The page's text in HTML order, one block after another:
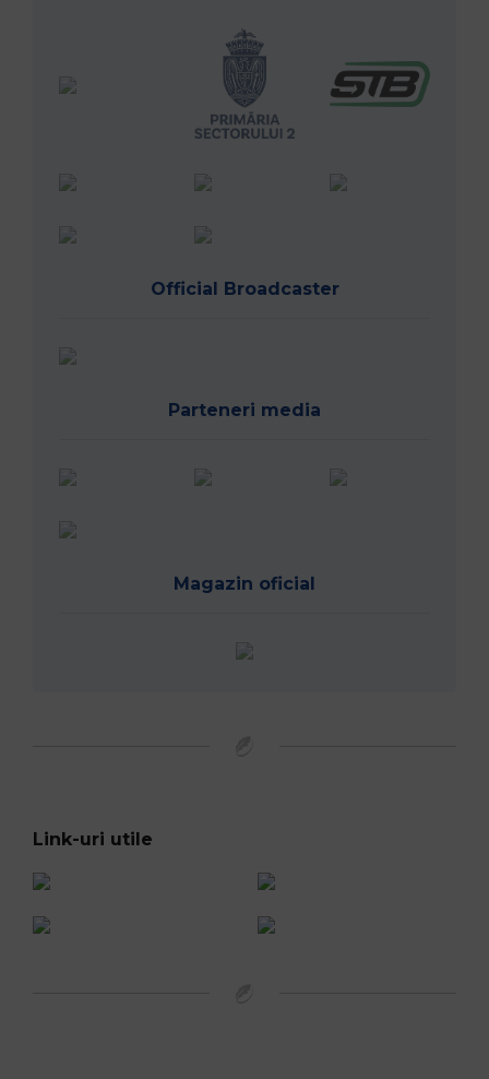
Official Broadcaster
Parteneri media
Magazin oficial
Link-uri utile